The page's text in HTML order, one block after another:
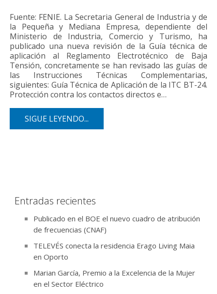
Fuente: FENIE. La Secretaria General de Industria y de
la Pequeña y Mediana Empresa, dependiente del
Ministerio de Industria, Comercio y Turismo, ha
publicado una nueva revisión de la Guía técnica de
aplicación al Reglamento Electrotécnico de Baja
Tensión, concretamente se han revisado las guías de
las Instrucciones Técnicas Complementarias,
siguientes: Guía Técnica de Aplicación de la ITC BT-24.
Protección contra los contactos directos e…
SIGUE LEYENDO...
Entradas recientes
Publicado en el BOE el nuevo cuadro de atribución
de frecuencias (CNAF)
TELEVÉS conecta la residencia Erago Living Maia
en Oporto
Marian García, Premio a la Excelencia de la Mujer
en el Sector Eléctrico